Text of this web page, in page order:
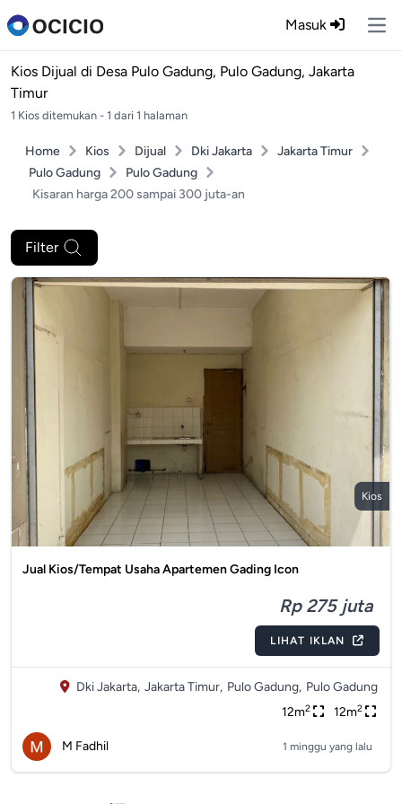
Masuk
Kios Dijual di Desa Pulo Gadung, Pulo Gadung, Jakarta
Timur
1 Kios ditemukan - 1 dari 1 halaman
Home Kios Dijual Dki Jakarta
Jakarta Timur
Pulo Gadung
Pulo Gadung
Kisaran harga 200 sampai 300 juta-an
Filter
Kios
Jual Kios/Tempat Usaha Apartemen Gading Icon
Rp 275 juta
LIHAT IKLAN
Dki Jakarta, Jakarta Timur, Pulo Gadung, Pulo Gadung
12m2 12m2
M Fadhil 1 minggu yang lalu